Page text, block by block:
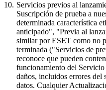
10. Servicios previos al
Suscripción de prueba a
determinada característica
anticipado", "Previa al
similar por ESET como no
terminada ("Servicios de
reconoce que pueden
funcionamiento del
daños, incluidos errores del
datos. Cualquier